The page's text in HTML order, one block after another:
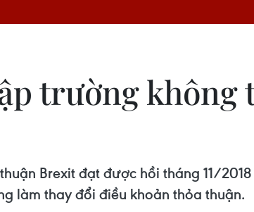
trường không
Brexit đạt được hồi tháng 11/
làm thay đổi điều khoản thỏa thuận.